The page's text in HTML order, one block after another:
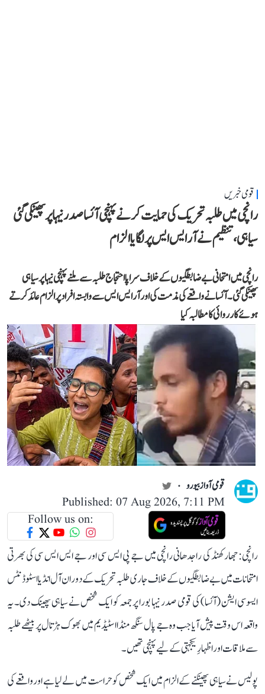
قومی خبریں
رانچی میں طلبہ تحریک کی حمایت کرنے پہنچی آئسا صدر نیہا پر پھینکی گئی
سیاہی، تنظیم نے آر ایس ایس پر لگایا الزام
رانچی میں امتحانی بے ضابطگیوں کے خلاف سراپا احتجاج طلبہ سے ملنے پہنچی نیہا پر سیاہی
پھینکی گئی۔ آئسا نے واقعے کی مذمت کی اور آر ایس ایس سے وابستہ افراد پر الزام عائد کرتے
ہوئے کارروائی کا مطالبہ کیا
قومی آواز بیورو
Published: 07 Aug 2026, 7:11 PM
Follow us on:
رانچی: جھارکھنڈ کی راجدھانی رانچی میں جے پی ایس سی اور جے ایس ایس سی کی بھرتی
امتحانات میں بے ضابطگیوں کے خلاف جاری طلبہ تحریک کے دوران آل انڈیا اسٹوڈنٹس
ایسوسی ایشن (آئسا) کی قومی صدر نیہا بورا پر جمعہ کو ایک شخص نے سیاہی پھینک دی۔ یہ
واقعہ اس وقت پیش آیا جب وہ جے پال سنگھ منڈا اسٹیڈیم میں بھوک ہڑتال پر بیٹھے طلبہ
سے ملاقات اور اظہارِ یکجہتی کے لیے پہنچی تھیں۔
پولیس نے سیاہی پھینکنے کے الزام میں ایک شخص کو حراست میں لے لیا ہے اور واقعے کی